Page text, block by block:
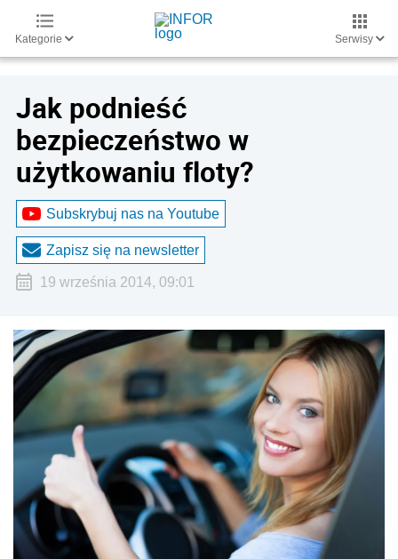
Kategorie Serwisy
Jak podnieść
bezpieczeństwo w
użytkowaniu floty?
Subskrybuj nas na Youtube
Zapisz się na newsletter
19 września 2014, 09:01